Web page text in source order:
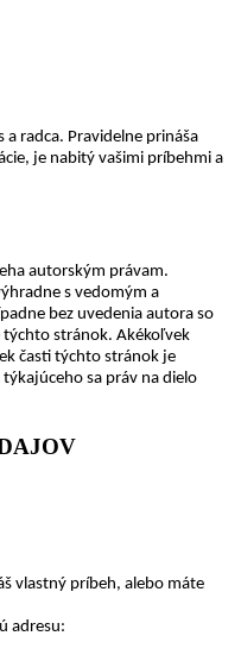
a radca. Pravidelne prináša
je nabitý vašimi príbehmi a
autorským právam.
s vedomým a
bez uvedenia autora so
stránok. Akékoľvek
časti týchto stránok je
sa práv na dielo
vlastný príbeh, alebo máte
adresu: